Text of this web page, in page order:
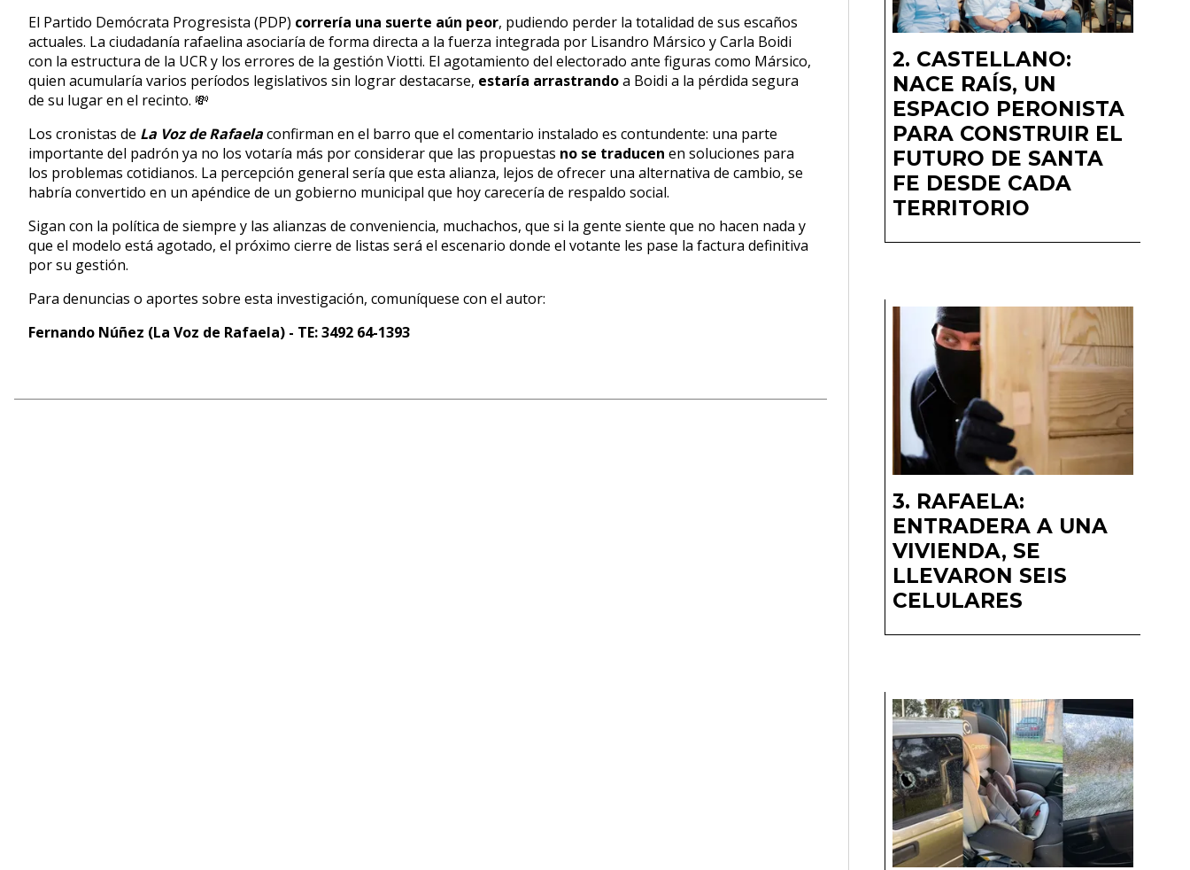
El Partido Demócrata Progresista (PDP) correría una suerte aún peor, pudiendo perder la totalidad de sus escaños
actuales. La ciudadanía rafaelina asociaría de forma directa a la fuerza integrada por Lisandro Mársico y Carla Boidi
con la estructura de la UCR y los errores de la gestión Viotti. El agotamiento del electorado ante figuras como Mársico,
quien acumularía varios períodos legislativos sin lograr destacarse, estaría arrastrandoa Boidi a la pérdida segura
de su lugar en el recinto. 💸
Los cronistas de La Voz de Rafaelaconfirman en el barro que el comentario instalado es contundente: una parte
importante del padrón ya no los votaría más por considerar que las propuestas no se traducen en soluciones para
los problemas cotidianos. La percepción general sería que esta alianza, lejos de ofrecer una alternativa de cambio, se
habría convertido en un apéndice de un gobierno municipal que hoy carecería de respaldo social.
Sigan con la política de siempre y las alianzas de conveniencia, muchachos, que si la gente siente que no hacen nada y
que el modelo está agotado, el próximo cierre de listas será el escenario donde el votante les pase la factura definitiva
por su gestión.
Para denuncias o aportes sobre esta investigación, comuníquese con el autor:
Fernando Núñez (La Voz de Rafaela) - TE: 3492 64-1393
CASTELLANO:
NACE RAÍS, UN
ESPACIO PERONISTA
PARA CONSTRUIR EL
FUTURO DE SANTA
FE DESDE CADA
TERRITORIO
RAFAELA:
ENTRADERA A UNA
VIVIENDA, SE
LLEVARON SEIS
CELULARES